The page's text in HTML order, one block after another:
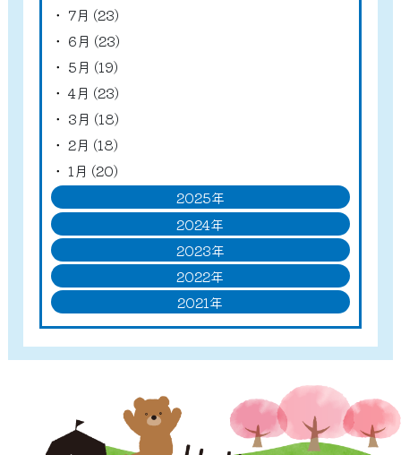
7月 (23)
6月 (23)
5月 (19)
4月 (23)
3月 (18)
2月 (18)
1月 (20)
2025年
2024年
2023年
2022年
2021年